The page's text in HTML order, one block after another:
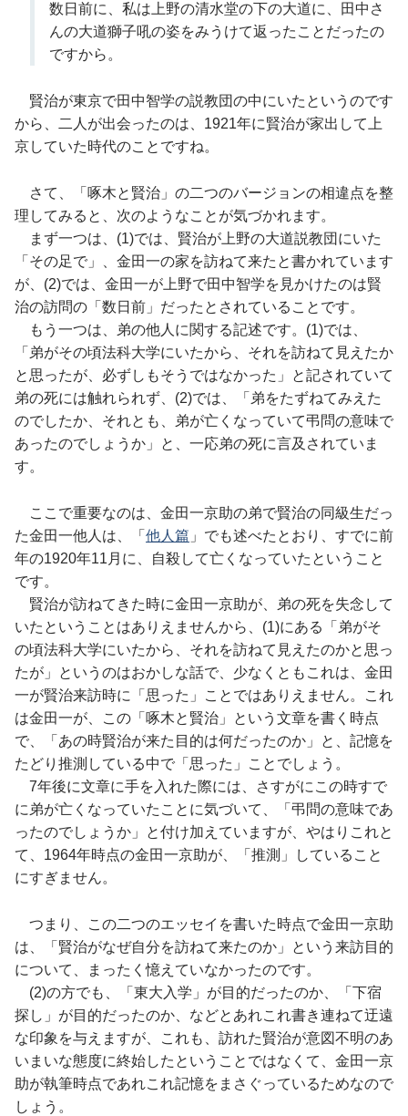
数日前に、私は上野の清水堂の下の大道に、田中さ
んの大道獅子吼の姿をみうけて返ったことだったの
ですから。
賢治が東京で田中智学の説教団の中にいたというのです
から、二人が出会ったのは、1921年に賢治が家出して上
京していた時代のことですね。
さて、「啄木と賢治」の二つのバージョンの相違点を整
理してみると、次のようなことが気づかれます。
まず一つは、(1)では、賢治が上野の大道説教団にいた
「その足で」、金田一の家を訪ねて来たと書かれています
が、(2)では、金田一が上野で田中智学を見かけたのは賢
治の訪問の「数日前」だったとされていることです。
もう一つは、弟の他人に関する記述です。(1)では、
「弟がその頃法科大学にいたから、それを訪ねて見えたか
と思ったが、必ずしもそうではなかった」と記されていて
弟の死には触れられず、(2)では、「弟をたずねてみえた
のでしたか、それとも、弟が亡くなっていて弔問の意味で
あったのでしょうか」と、一応弟の死に言及されていま
す。
ここで重要なのは、金田一京助の弟で賢治の同級生だっ
た金田一他人は、「 他人篇 」でも述べたとおり、すでに前
年の1920年11月に、自殺して亡くなっていたということ
です。
賢治が訪ねてきた時に金田一京助が、弟の死を失念して
いたということはありえませんから、(1)にある「弟がそ
の頃法科大学にいたから、それを訪ねて見えたのかと思っ
たが」というのはおかしな話で、少なくともこれは、金田
一が賢治来訪時に「思った」ことではありえません。これ
は金田一が、この「啄木と賢治」という文章を書く時点
で、「あの時賢治が来た目的は何だったのか」と、記憶を
たどり推測している中で「思った」ことでしょう。
7年後に文章に手を入れた際には、さすがにこの時すで
に弟が亡くなっていたことに気づいて、「弔問の意味であ
ったのでしょうか」と付け加えていますが、やはりこれと
て、1964年時点の金田一京助が、「推測」していること
にすぎません。
つまり、この二つのエッセイを書いた時点で金田一京助
は、「賢治がなぜ自分を訪ねて来たのか」という来訪目的
について、まったく憶えていなかったのです。
(2)の方でも、「東大入学」が目的だったのか、「下宿
探し」が目的だったのか、などとあれこれ書き連ねて迂遠
な印象を与えますが、これも、訪れた賢治が意図不明のあ
いまいな態度に終始したということではなくて、金田一京
助が執筆時点であれこれ記憶をまさぐっているためなので
しょう。